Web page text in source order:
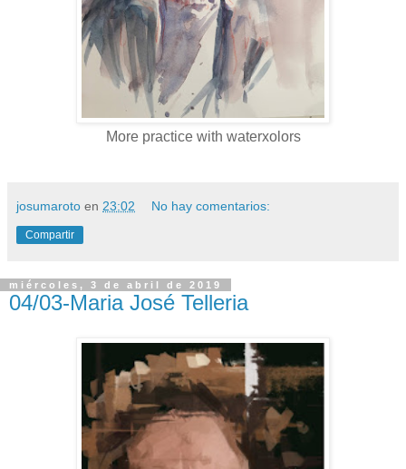
More practice with waterxolors
josumaroto en 23:02 No hay comentarios:
Compartir
miércoles, 3 de abril de 2019
04/03-Maria José Telleria